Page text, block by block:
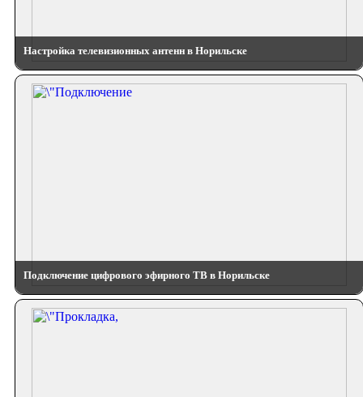
Настройка телевизионных антенн в Норильске
Подключение цифрового эфирного ТВ в Норильске